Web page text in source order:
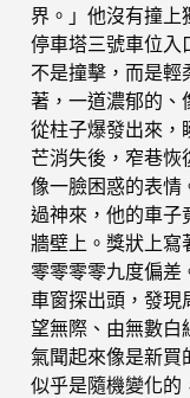
界。」他沒有撞上
停車塔三號車位入
不是撞擊，而是輕
著，一道濃郁的、
從柱子爆發出來，
芒消失後，窄巷恢
像一臉困惑的表情
過神來，他的車子
牆壁上。獎狀上
零零零零九度偏差
車窗探出頭，發現
望無際、由無數白
氣聞起來像是新買
似乎是隨機變化的